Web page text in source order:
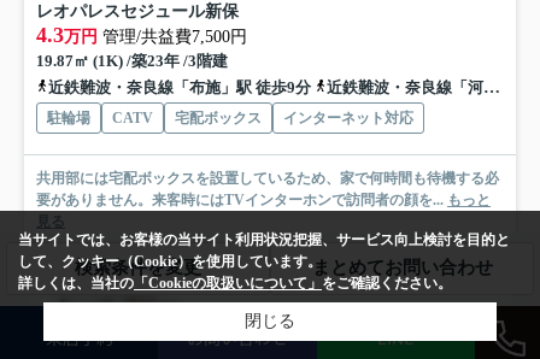
レオパレスセジュール新保
4.3万円 管理/共益費7,500円
19.87㎡ (1K) /築23年 /3階建
近鉄難波・奈良線「布施」駅 徒歩9分
近鉄難波・奈良線「河内永和」駅 徒歩12分
駐輪場 CATV 宅配ボックス インターネット対応
共用部には宅配ボックスを設置しているため、家で何時間も待機する必
要がありません。来客時にはTVインターホンで訪問者の顔を... もっと
見る
募集中の部屋
306
検索条件を変更 まとめてお問い合わせ
来店予約 お問い合わせ LINE
当サイトでは、お客様の当サイト利用状況把握、サービス向上検討を目的と
して、クッキー（Cookie）を使用しています。
詳しくは、当社の 「Cookieの取扱いについて」 をご確認ください。
閉じる